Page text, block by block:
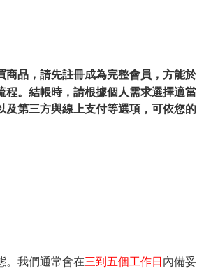
品，請先註冊成為完整會員，方能於
。結帳時，請根據個人需求選擇適當
第三方與線上支付等選項，可依您的
。我們通常會在三到五個工作日內備妥